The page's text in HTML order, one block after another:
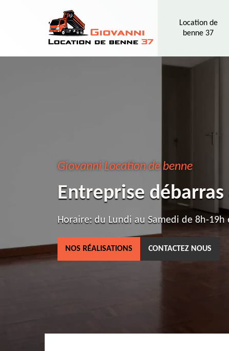
Location de
benne 37
Giovanni Location de benne
Entreprise
Horaire: du Lundi au Samedi de 8h-
NOS RÉALISATIONS CONTACTEZ NOUS